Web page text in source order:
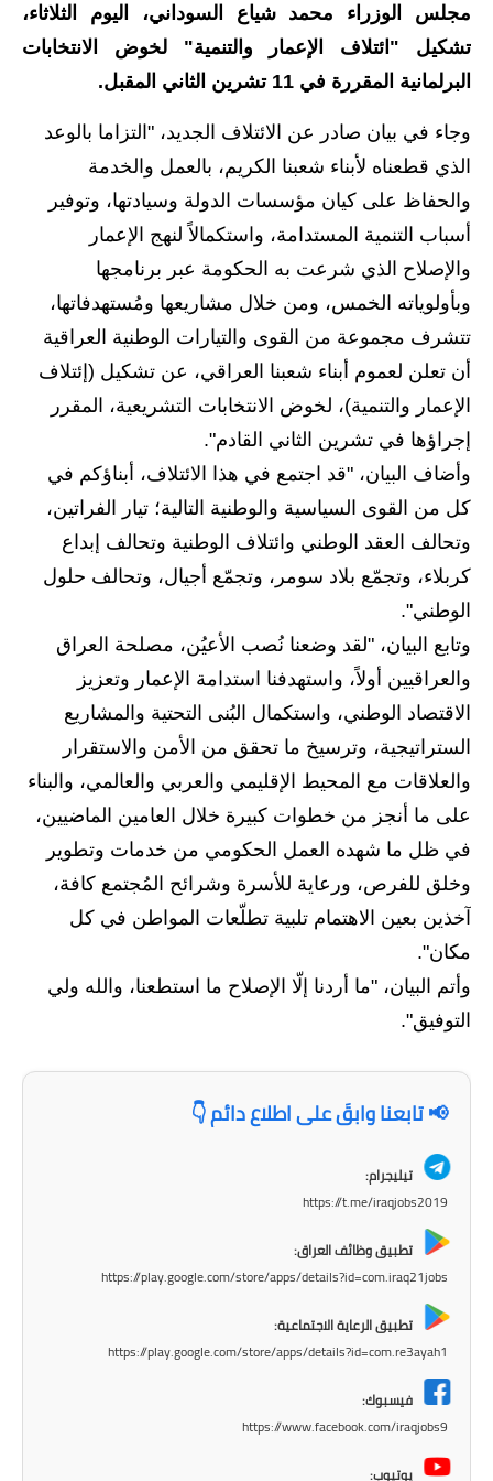
الاخبار الاقتصادية
الاخبار الرياضية
المدارس
اخبار وقرارات وزارة التربية
نتائج الامتحانات
المرحلة الابتدائية
المرحلة المتوسطة
المرحلة الاعدادية
اسئلة وزارية
المرحلة الابتدائية
المرحلة المتوسطة
المرحلة الاعدادية
مرشحات
المرحلة الابتدائية
المرحلة المتوسطة
المرحلة الاعدادية
كتب مدرسية
المرحلة الابتدائية
المرحلة الاعدادية
المرحلة الابتدائية
المرحلة المتوسطة
مجلس الوزراء محمد شياع السوداني، اليوم الثلاثاء،
تشكيل "ائتلاف الإعمار والتنمية" لخوض الانتخابات
البرلمانية المقررة في 11 تشرين الثاني المقبل.
وجاء في بيان صادر عن الائتلاف الجديد، "التزاما بالوعد
الذي قطعناه لأبناء شعبنا الكريم، بالعمل والخدمة
والحفاظ على كيان مؤسسات الدولة وسيادتها، وتوفير
أسباب التنمية المستدامة، واستكمالاً لنهج الإعمار
والإصلاح الذي شرعت به الحكومة عبر برنامجها
وبأولوياته الخمس، ومن خلال مشاريعها ومُستهدفاتها،
تتشرف مجموعة من القوى والتيارات الوطنية العراقية
أن تعلن لعموم أبناء شعبنا العراقي، عن تشكيل (إئتلاف
الإعمار والتنمية)، لخوض الانتخابات التشريعية، المقرر
إجراؤها في تشرين الثاني القادم".
وأضاف البيان، "قد اجتمع في هذا الائتلاف، أبناؤكم في
كل من القوى السياسية والوطنية التالية؛ تيار الفراتين،
وتحالف العقد الوطني وائتلاف الوطنية وتحالف إبداع
كربلاء، وتجمّع بلاد سومر، وتجمّع أجيال، وتحالف حلول
الوطني".
وتابع البيان، "لقد وضعنا نُصب الأعيُن، مصلحة العراق
والعراقيين أولاً، واستهدفنا استدامة الإعمار وتعزيز
الاقتصاد الوطني، واستكمال البُنى التحتية والمشاريع
الستراتيجية، وترسيخ ما تحقق من الأمن والاستقرار
والعلاقات مع المحيط الإقليمي والعربي والعالمي، والبناء
على ما أنجز من خطوات كبيرة خلال العامين الماضيين،
في ظل ما شهده العمل الحكومي من خدمات وتطوير
وخلق للفرص، ورعاية للأسرة وشرائح المُجتمع كافة،
آخذين بعين الاهتمام تلبية تطلّعات المواطن في كل
مكان".
وأتم البيان، "ما أردنا إلّا الإصلاح ما استطعنا، والله ولي
التوفيق".
📢 تابعنا وابقَ على اطلاع دائم 👇
تيليجرام:
https://t.me/iraqjobs2019
تطبيق وظائف العراق:
https://play.google.com/store/apps/details?id=com.iraq21jobs
تطبيق الرعاية الاجتماعية:
https://play.google.com/store/apps/details?id=com.re3ayah1
فيسبوك:
https://www.facebook.com/iraqjobs9
يوتيوب: